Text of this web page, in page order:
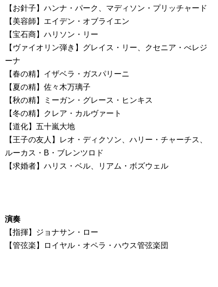
【お針子】ハンナ・パーク、マディソン・プリッチャード
【美容師】エイデン・オブライエン
【宝石商】ハリソン・リー
【ヴァイオリン弾き】グレイス・リー、クセニア・べレジ
ーナ
【春の精】イザベラ・ガスパリーニ
【夏の精】佐々木万璃子
【秋の精】ミーガン・グレース・ヒンキス
【冬の精】クレア・カルヴァート
【道化】五十嵐大地
【王子の友人】レオ・ディクソン、ハリー・チャーチス、
ルーカス・B・ブレンツロド
【求婚者】ハリス・ベル、リアム・ボズウェル
演奏
【指揮】ジョナサン・ロー
【管弦楽】ロイヤル・オペラ・ハウス管弦楽団